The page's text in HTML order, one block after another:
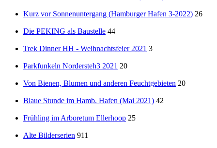
Kurz vor Sonnenuntergang (Hamburger Hafen 3-2022) 26
Die PEKING als Baustelle 44
Trek Dinner HH - Weihnachtsfeier 2021 3
Parkfunkeln Nordersteh3 2021 20
Von Bienen, Blumen und anderen Feuchtgebieten 20
Blaue Stunde im Hamb. Hafen (Mai 2021) 42
Frühling im Arboretum Ellerhoop 25
Alte Bilderserien 911